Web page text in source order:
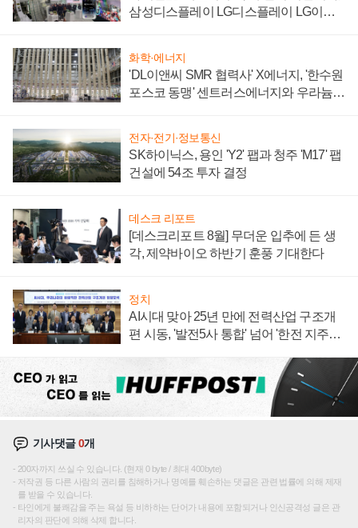
삼성디스플레이 LG디스플레이 LG이노
화학·에너지
'DL이앤씨 SMR 협력사' X에너지, '한수원
포스코 동맹' 센트러스에너지와 우라늄
전자·전기·정보통신
SK하이닉스, 용인 'Y2' 팹과 청주 'M17' 팹
건설에 54조 투자 결정
데스크 리포트
[데스크리포트 8월] 무더운 입추에 든 생
각, 제약바이오 하반기 훈풍 기대한다
정치
AI시대 맞아 25년 만에 전력산업 구조개
편 시동, '발전5사 통합' 넘어 '한전 지주사'
기사댓글0개
200자까지 쓰실 수 있습니다. (현재 0 byte / 최대 400byte)
저작권 등 다른 사람의 권리를 침해하거나 명예를 훼손하는 댓글은 관련 법률에 의해 제재
를 받을 수 있습니다.
타인에게 불쾌감을 주는 욕설 등 비하하는 단어가 내용에 포함되거나 인신공격성 글은 관
리자의 판단에 의해 삭제 합니다.